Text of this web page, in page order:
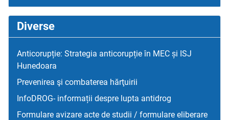
Diverse
Anticorupție: Strategia anticorupție în MEC și ISJ
Hunedoara
Prevenirea şi combaterea hărţuirii
InfoDROG- informații despre lupta antidrog
Formulare avizare acte de studii / formulare eliberare